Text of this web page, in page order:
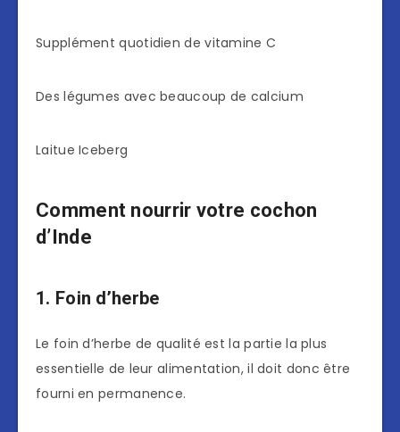
Supplément quotidien de vitamine C
Des légumes avec beaucoup de calcium
Laitue Iceberg
Comment nourrir votre cochon
d’Inde
1. Foin d’herbe
Le foin d’herbe de qualité est la partie la plus
essentielle de leur alimentation, il doit donc être
fourni en permanence.